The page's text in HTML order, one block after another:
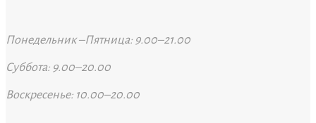
Понедельник –Пятница: 9.00–21.00
Суббота: 9.00–20.00
Воскресенье: 10.00–20.00